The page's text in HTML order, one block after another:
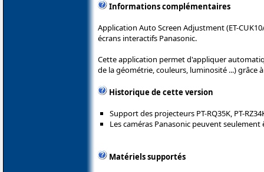
Informations complémentaires
Application Auto Screen Adjustment (ET-
écrans interactifs Panasonic.
Cette application permet d'appliquer
de la géométrie, couleurs, luminosité ...) grâce
Historique de cette version
Support des projecteurs PT-RQ35K, PT-
Les caméras Panasonic peuvent
Matériels supportés